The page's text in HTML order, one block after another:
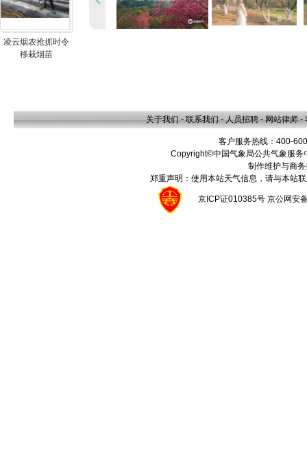
凌云烟农抢抓时令
移栽烟苗
关于我们 - 联系我们 - 人员招聘 - 网站律师 -
客户服务热线：400-
Copyright©中国气象局公共气象服
制作维护与商
郑重声明：使用本站天气信息，请与本站
京ICP证010385号 京公网安